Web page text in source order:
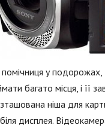
у подорожах,
багато місця, і її
ніша для
дисплея.